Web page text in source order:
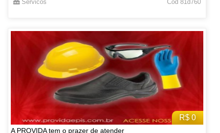
Servicos Cod 81d760
R$ 0
A PROVIDA tem o prazer de atender